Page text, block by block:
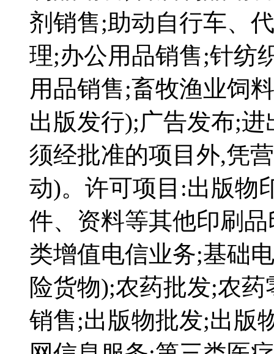
剂销售;助动自行车、
理;办公用品销售;针纺
用品销售;畜牧渔业饲
出版发行);广告发布;
须经批准的项目外,凭
动)。许可项目:出版物
件、资料等其他印刷
类增值电信业务;基础
险货物);农药批发;农
销售;出版物批发;出版